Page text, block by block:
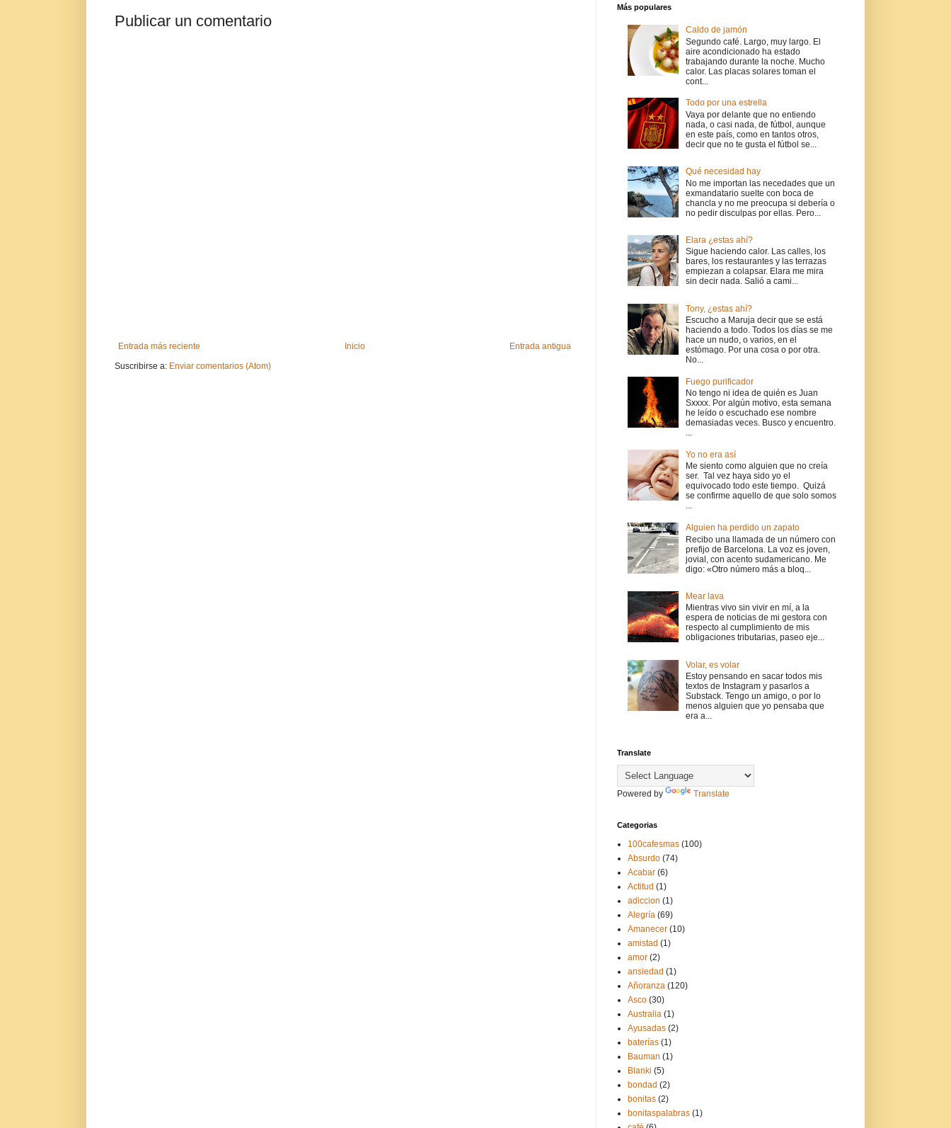
Publicar un comentario
Entrada más reciente Entrada antigua
Inicio
Suscribirse a: Enviar comentarios (Atom)
Más populares
Caldo de jamón
Segundo café. Largo, muy largo. El
aire acondicionado ha estado
trabajando durante la noche. Mucho
calor. Las placas solares toman el
cont...
Todo por una estrella
Vaya por delante que no entiendo
nada, o casi nada, de fútbol, aunque
en este país, como en tantos otros,
decir que no te gusta el fútbol se...
Qué necesidad hay
No me importan las necedades que un
exmandatario suelte con boca de
chancla y no me preocupa si debería o
no pedir disculpas por ellas. Pero...
Elara ¿estas ahí?
Sigue haciendo calor. Las calles, los
bares, los restaurantes y las terrazas
empiezan a colapsar. Elara me mira
sin decir nada. Salió a cami...
Tony, ¿estas ahí?
Escucho a Maruja decir que se está
haciendo a todo. Todos los días se me
hace un nudo, o varios, en el
estómago. Por una cosa o por otra.
No...
Fuego purificador
No tengo ni idea de quién es Juan
Sxxxx. Por algún motivo, esta semana
he leído o escuchado ese nombre
demasiadas veces. Busco y encuentro.
...
Yo no era así
Me siento como alguien que no creía
ser. Tal vez haya sido yo el
equivocado todo este tiempo. Quizá
se confirme aquello de que solo somos
...
Alguien ha perdido un zapato
Recibo una llamada de un número con
prefijo de Barcelona. La voz es joven,
jovial, con acento sudamericano. Me
digo: «Otro número más a bloq...
Mear lava
Mientras vivo sin vivir en mí, a la
espera de noticias de mi gestora con
respecto al cumplimiento de mis
obligaciones tributarias, paseo eje...
Volar, es volar
Estoy pensando en sacar todos mis
textos de Instagram y pasarlos a
Substack. Tengo un amigo, o por lo
menos alguien que yo pensaba que
era a...
Translate
Powered by Translate
Categorias
100cafesmas (100)
Absurdo (74)
Acabar (6)
Actitud (1)
adiccion (1)
Alegría (69)
Amanecer (10)
amistad (1)
amor (2)
ansiedad (1)
Añoranza (120)
Asco (30)
Australia (1)
Ayusadas (2)
baterías (1)
Bauman (1)
Blanki (5)
bondad (2)
bonitas (2)
bonitaspalabras (1)